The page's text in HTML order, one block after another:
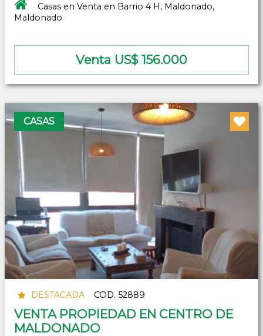
Casas en Venta en Barrio 4 H, Maldonado,
Maldonado
Venta US$ 156.000
CASAS
DESTACADA COD. 52889
VENTA PROPIEDAD EN CENTRO DE
MALDONADO